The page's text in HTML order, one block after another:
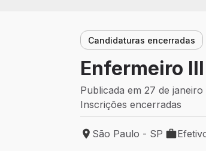
Candidaturas encerradas
Enfermeiro
Publicada em 27 de janeiro
Inscrições encerradas
Local de trabalho: São
São Paulo - SP
Tipo de